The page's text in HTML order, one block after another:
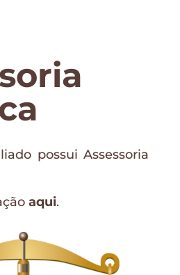
possui Assessoria
aqui.